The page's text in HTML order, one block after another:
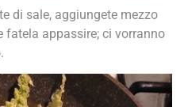
di sale, aggiungete mezzo
fatela appassire; ci vorranno